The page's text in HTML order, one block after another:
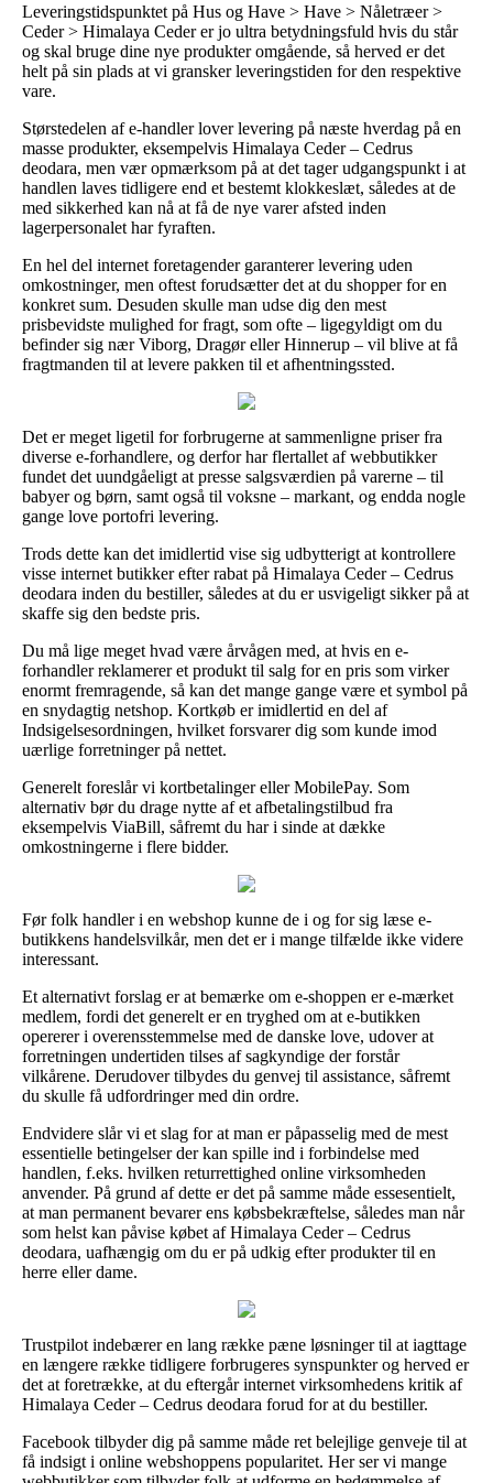
Leveringstidspunktet på Hus og Have > Have > Nåletræer >
Ceder > Himalaya Ceder er jo ultra betydningsfuld hvis du står
og skal bruge dine nye produkter omgående, så herved er det
helt på sin plads at vi gransker leveringstiden for den respektive
vare.
Størstedelen af e-handler lover levering på næste hverdag på en
masse produkter, eksempelvis Himalaya Ceder – Cedrus
deodara, men vær opmærksom på at det tager udgangspunkt i at
handlen laves tidligere end et bestemt klokkeslæt, således at de
med sikkerhed kan nå at få de nye varer afsted inden
lagerpersonalet har fyraften.
En hel del internet foretagender garanterer levering uden
omkostninger, men oftest forudsætter det at du shopper for en
konkret sum. Desuden skulle man udse dig den mest
prisbevidste mulighed for fragt, som ofte – ligegyldigt om du
befinder sig nær Viborg, Dragør eller Hinnerup – vil blive at få
fragtmanden til at levere pakken til et afhentningssted.
Det er meget ligetil for forbrugerne at sammenligne priser fra
diverse e-forhandlere, og derfor har flertallet af webbutikker
fundet det uundgåeligt at presse salgsværdien på varerne – til
babyer og børn, samt også til voksne – markant, og endda nogle
gange love portofri levering.
Trods dette kan det imidlertid vise sig udbytterigt at kontrollere
visse internet butikker efter rabat på Himalaya Ceder – Cedrus
deodara inden du bestiller, således at du er usvigeligt sikker på at
skaffe sig den bedste pris.
Du må lige meget hvad være årvågen med, at hvis en e-
forhandler reklamerer et produkt til salg for en pris som virker
enormt fremragende, så kan det mange gange være et symbol på
en snydagtig netshop. Kortkøb er imidlertid en del af
Indsigelsesordningen, hvilket forsvarer dig som kunde imod
uærlige forretninger på nettet.
Generelt foreslår vi kortbetalinger eller MobilePay. Som
alternativ bør du drage nytte af et afbetalingstilbud fra
eksempelvis ViaBill, såfremt du har i sinde at dække
omkostningerne i flere bidder.
Før folk handler i en webshop kunne de i og for sig læse e-
butikkens handelsvilkår, men det er i mange tilfælde ikke videre
interessant.
Et alternativt forslag er at bemærke om e-shoppen er e-mærket
medlem, fordi det generelt er en tryghed om at e-butikken
opererer i overensstemmelse med de danske love, udover at
forretningen undertiden tilses af sagkyndige der forstår
vilkårene. Derudover tilbydes du genvej til assistance, såfremt
du skulle få udfordringer med din ordre.
Endvidere slår vi et slag for at man er påpasselig med de mest
essentielle betingelser der kan spille ind i forbindelse med
handlen, f.eks. hvilken returrettighed online virksomheden
anvender. På grund af dette er det på samme måde essesentielt,
at man permanent bevarer ens købsbekræftelse, således man når
som helst kan påvise købet af Himalaya Ceder – Cedrus
deodara, uafhængig om du er på udkig efter produkter til en
herre eller dame.
Trustpilot indebærer en lang række pæne løsninger til at iagttage
en længere række tidligere forbrugeres synspunkter og herved er
det at foretrække, at du eftergår internet virksomhedens kritik af
Himalaya Ceder – Cedrus deodara forud for at du bestiller.
Facebook tilbyder dig på samme måde ret belejlige genveje til at
få indsigt i online webshoppens popularitet. Her ser vi mange